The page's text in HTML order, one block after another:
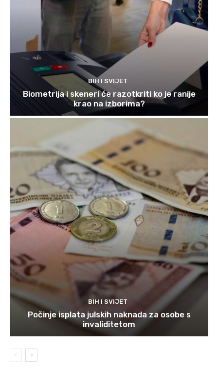
BIH I SVIJET
Biometrija i skeneri će razotkriti ko je ranije
krao na izborima?
BIH I SVIJET
Počinje isplata julskih naknada za osobe s
invaliditetom